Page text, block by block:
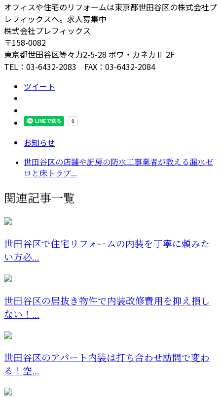
オフィスや住宅のリフォームは東京都世田谷区の株式会社プ
レフィックスへ。求人募集中
株式会社プレフィックス
〒158-0082
東京都世田谷区等々力2-5-28 ボワ・カネカⅡ 2F
TEL：03-6432-2083 FAX：03-6432-2084
ツイート
お知らせ
世田谷区の店舗や厨房の防水工事業者が教える漏水ゼ
ロと床トラブ...
関連記事一覧
世田谷区で住宅リフォームの内装を丁寧に頼みた
い方必...
世田谷区の居抜き物件で内装改修費用を抑え損し
ない！...
世田谷区のアパート内装は打ち合わせ訪問で変わ
る！空...